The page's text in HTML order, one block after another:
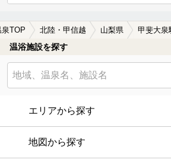
泉TOP 北陸・甲信越 山梨県 甲斐大泉
温浴施設を探す
エリアから探す
地図から探す